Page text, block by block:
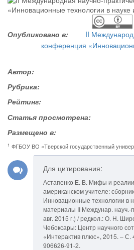
Опубликовано в:
II
конференция
Автор:
Рубрика:
Рейтинг:
Статья просмотрена:
Размещено в:
1 ФГБОУ ВО «Тверской государственный
Для цитирования:
Астапенко Е. В. Мифы и
американском учителе:
Инновационные технологии в
материалы II Междунар. науч.-
авг. 2015 г.) / редкол.: О. Н.
Чебоксары: Центр научного
«Интерактив плюс», 2015. – С.
906626-91-2.